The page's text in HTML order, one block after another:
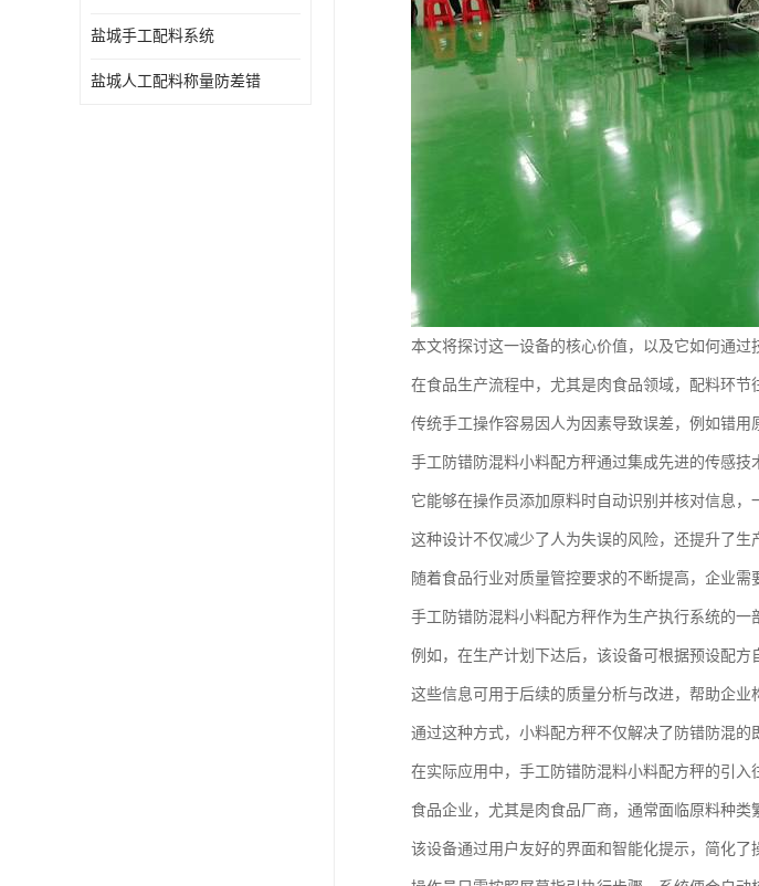
盐城手工配料系统
盐城人工配料称量防差错
本文将探讨这一设备的核心价值，以及它如何通过
在食品生产流程中，尤其是肉食品领域，配料环节
传统手工操作容易因人为因素导致误差，例如错用
手工防错防混料小料配方秤通过集成先进的传感技
它能够在操作员添加原料时自动识别并核对信息，
这种设计不仅减少了人为失误的风险，还提升了生
随着食品行业对质量管控要求的不断提高，企业需
手工防错防混料小料配方秤作为生产执行系统的一
例如，在生产计划下达后，该设备可根据预设配方
这些信息可用于后续的质量分析与改进，帮助企业
通过这种方式，小料配方秤不仅解决了防错防混的
在实际应用中，手工防错防混料小料配方秤的引入
食品企业，尤其是肉食品厂商，通常面临原料种类
该设备通过用户友好的界面和智能化提示，简化了